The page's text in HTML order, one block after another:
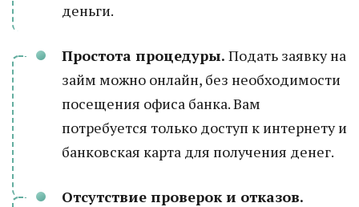
деньги.
Простота процедуры. Подать заявку на
займ можно онлайн, без необходимости
посещения офиса банка. Вам
потребуется только доступ к интернету и
банковская карта для получения денег.
Отсутствие проверок и отказов.